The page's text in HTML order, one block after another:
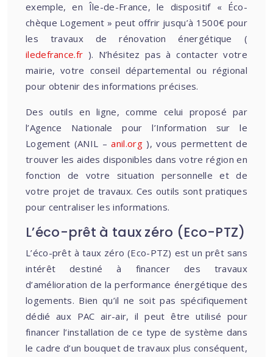
exemple, en Île-de-France, le dispositif « Éco-
chèque Logement » peut offrir jusqu’à 1500€ pour
les travaux de rénovation énergétique (
iledefrance.fr ). N’hésitez pas à contacter votre
mairie, votre conseil départemental ou régional
pour obtenir des informations précises.
Des outils en ligne, comme celui proposé par
l’Agence Nationale pour l’Information sur le
Logement (ANIL –anil.org ), vous permettent de
trouver les aides disponibles dans votre région en
fonction de votre situation personnelle et de
votre projet de travaux. Ces outils sont pratiques
pour centraliser les informations.
L’éco-prêt à taux zéro (Eco-PTZ)
L’éco-prêt à taux zéro (Eco-PTZ) est un prêt sans
intérêt destiné à financer des travaux
d’amélioration de la performance énergétique des
logements. Bien qu’il ne soit pas spécifiquement
dédié aux PAC air-air, il peut être utilisé pour
financer l’installation de ce type de système dans
le cadre d’un bouquet de travaux plus conséquent,